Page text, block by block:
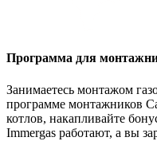
Программа для
Занимаетесь монтажом
программе монтажников
котлов, накапливайте
Immergas работают, а вы